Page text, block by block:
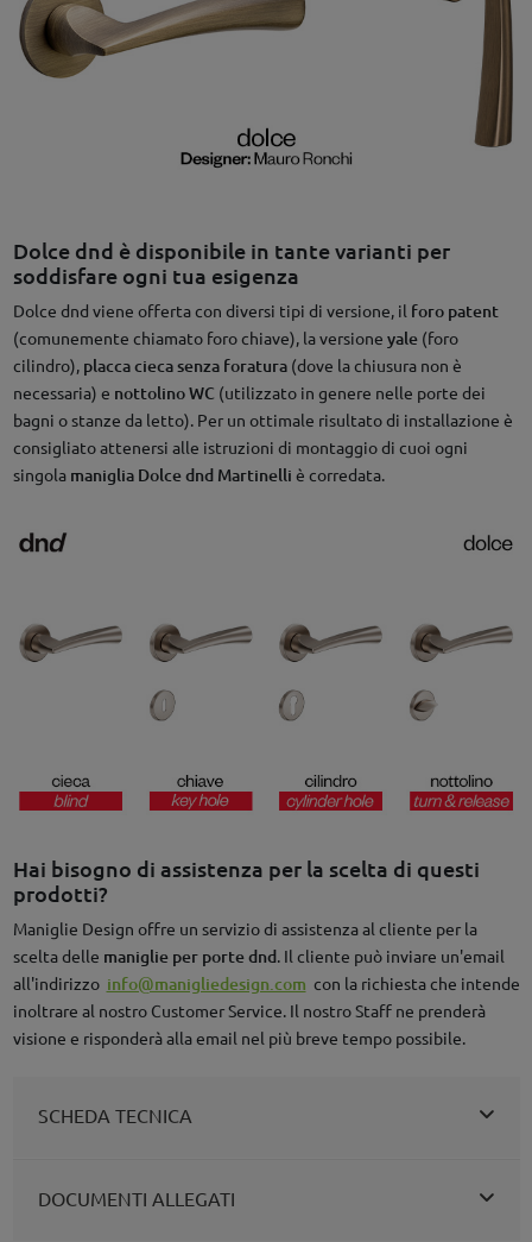
Dolce dnd è disponibile in tante varianti per
soddisfare ogni tua esigenza
Dolce dnd viene offerta con diversi tipi di versione, il foro patent
(comunemente chiamato foro chiave), la versione yale(foro
cilindro), placca cieca senza foratura(dove la chiusura non è
necessaria) e nottolino WC (utilizzato in genere nelle porte dei
bagni o stanze da letto). Per un ottimale risultato di installazione è
consigliato attenersi alle istruzioni di montaggio di cuoi ogni
singola maniglia Dolcednd Martinelli è corredata.
Hai bisogno di assistenza per la scelta di questi
prodotti?
Maniglie Design offre un servizio di assistenza al cliente per la
scelta delle maniglie per porte dnd. Il cliente può inviare un'email
all'indirizzo info@manigliedesign.com con la richiesta che intende
inoltrare al nostro Customer Service. Il nostro Staff ne prenderà
visione e risponderà alla email nel più breve tempo possibile.
SCHEDA TECNICA
DOCUMENTI ALLEGATI